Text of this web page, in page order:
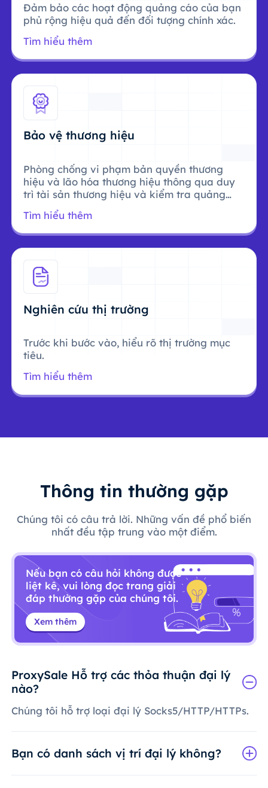
Đảm bảo các hoạt động quảng cáo của bạn
phủ rộng hiệu quả đến đối tượng chính xác.
Tìm hiểu thêm
Bảo vệ thương hiệu
Phòng chống vi phạm bản quyền thương
hiệu và lão hóa thương hiệu thông qua duy
trì tài sản thương hiệu và kiểm tra quảng
Tìm hiểu thêm
Nghiên cứu thị trường
Trước khi bước vào, hiểu rõ thị trường mục
tiêu.
Tìm hiểu thêm
Thông tin thường gặp
Chúng tôi có câu trả lời. Những vấn đề phổ biến
nhất đều tập trung vào một điểm.
Nếu bạn có câu hỏi không được
liệt kê, vui lòng đọc trang giải
đáp thường gặp của chúng tôi.
Xem thêm
ProxySale Hỗ trợ các thỏa thuận đại lý
nào?
Chúng tôi hỗ trợ loại đại lý Socks5/HTTP/HTTPs.
Bạn có danh sách vị trí đại lý không?